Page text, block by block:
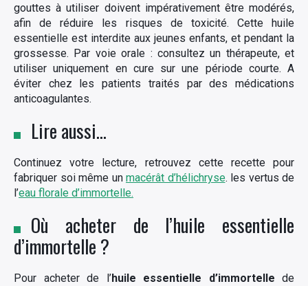
gouttes à utiliser doivent impérativement être modérés,
afin de réduire les risques de toxicité. Cette huile
essentielle est interdite aux jeunes enfants, et pendant la
grossesse. Par voie orale : consultez un thérapeute, et
utiliser uniquement en cure sur une période courte. A
éviter chez les patients traités par des médications
anticoagulantes.
Lire aussi…
Continuez votre lecture, retrouvez cette recette pour
fabriquer soi même un macérât d’hélichryse. les vertus de
l’eau florale d’immortelle.
Où acheter de l’huile essentielle
d’immortelle ?
Pour acheter de l’huile essentielle d’immortelle de